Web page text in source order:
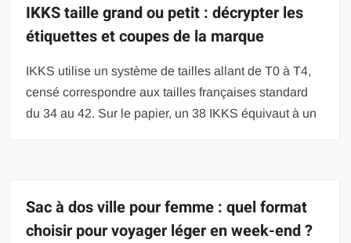
IKKS taille grand ou petit : décrypter les
étiquettes et coupes de la marque
IKKS utilise un système de tailles allant de T0 à T4,
censé correspondre aux tailles françaises standard
du 34 au 42. Sur le papier, un 38 IKKS équivaut à un
Sac à dos ville pour femme : quel format
choisir pour voyager léger en week-end ?